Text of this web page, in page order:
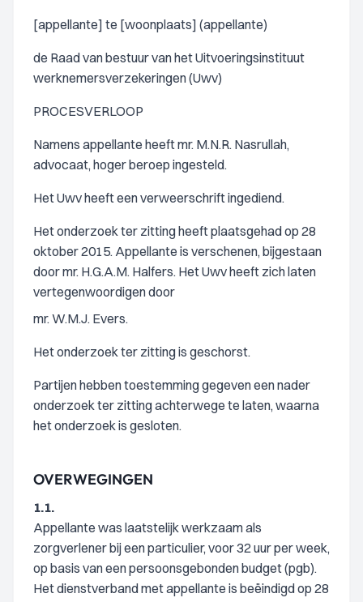
[appellante] te [woonplaats] (appellante)
de Raad van bestuur van het Uitvoeringsinstituut
werknemersverzekeringen (Uwv)
PROCESVERLOOP
Namens appellante heeft mr. M.N.R. Nasrullah,
advocaat, hoger beroep ingesteld.
Het Uwv heeft een verweerschrift ingediend.
Het onderzoek ter zitting heeft plaatsgehad op 28
oktober 2015. Appellante is verschenen, bijgestaan
door mr. H.G.A.M. Halfers. Het Uwv heeft zich laten
vertegenwoordigen door
mr. W.M.J. Evers.
Het onderzoek ter zitting is geschorst.
Partijen hebben toestemming gegeven een nader
onderzoek ter zitting achterwege te laten, waarna
het onderzoek is gesloten.
OVERWEGINGEN
1.1.
Appellante was laatstelijk werkzaam als
zorgverlener bij een particulier, voor 32 uur per week,
op basis van een persoonsgebonden budget (pgb).
Het dienstverband met appellante is beëindigd op 28